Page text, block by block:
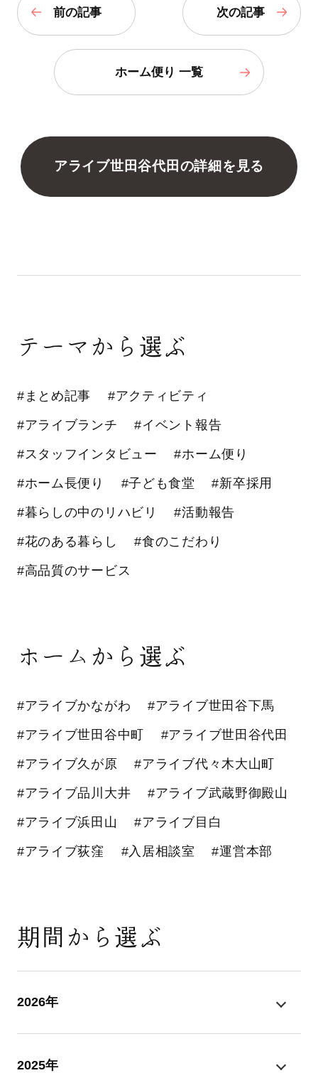
前の記事 次の記事
ホーム便り 一覧
アライブ世田谷代田の詳細を見る
テーマから選ぶ
#まとめ記事 #アクティビティ
#アライブランチ #イベント報告
#スタッフインタビュー #ホーム便り
#ホーム長便り #子ども食堂 #新卒採用
#暮らしの中のリハビリ #活動報告
#花のある暮らし #食のこだわり
#高品質のサービス
ホームから選ぶ
#アライブかながわ #アライブ世田谷下馬
#アライブ世田谷中町 #アライブ世田谷代田
#アライブ久が原 #アライブ代々木大山町
#アライブ品川大井 #アライブ武蔵野御殿山
#アライブ浜田山 #アライブ目白
#アライブ荻窪 #入居相談室 #運営本部
期間から選ぶ
2026年
2025年